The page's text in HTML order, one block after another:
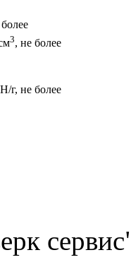
3, не более
г, не более